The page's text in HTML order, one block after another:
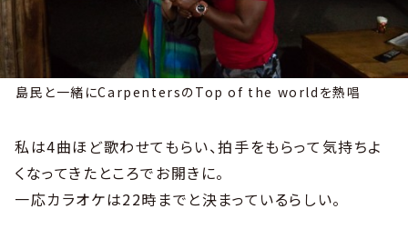
島民と一緒にCarpentersのTop of the worldを熱唱
私は4曲ほど歌わせてもらい、拍手をもらって気持ちよ
くなってきたところでお開きに。
一応カラオケは22時までと決まっているらしい。